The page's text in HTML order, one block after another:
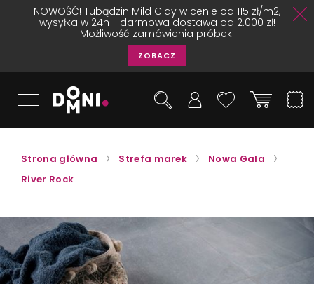
NOWOŚĆ! Tubądzin Mild Clay w cenie od 115 zł/m2,
wysyłka w 24h - darmowa dostawa od 2.000 zł!
Możliwość zamówienia próbek!
ZOBACZ
Strona główna Strefa marek
Nowa Gala
River Rock